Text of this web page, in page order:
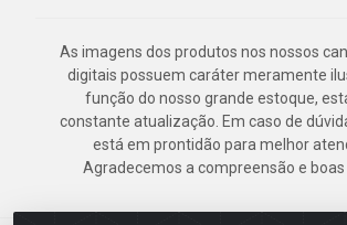
As imagens dos produtos nos nossos
digitais possuem caráter meramente
função do nosso grande estoque,
constante atualização. Em caso de
está em prontidão para melhor
Agradecemos a compreensão e